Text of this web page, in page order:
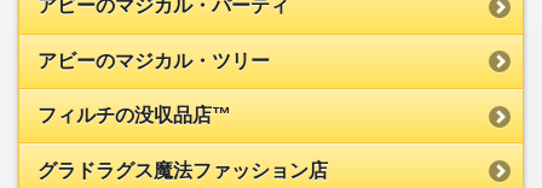
アビーのマジカル・パーティ
アビーのマジカル・ツリー
フィルチの没収品店™
グラドラグス魔法ファッション店